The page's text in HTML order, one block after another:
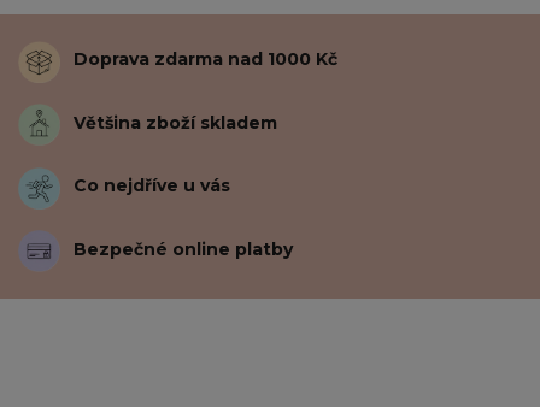
Doprava zdarma nad 1000 Kč
Většina zboží skladem
Co nejdříve u vás
Bezpečné online platby